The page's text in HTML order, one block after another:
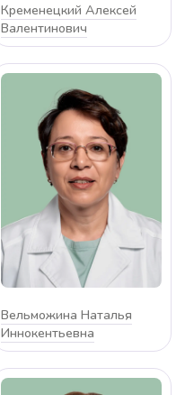
Кременецкий Алексей
Валентинович
Вельможина Наталья
Иннокентьевна